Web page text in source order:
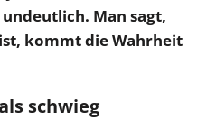
Man sagt,
kommt die Wahrheit
schwieg